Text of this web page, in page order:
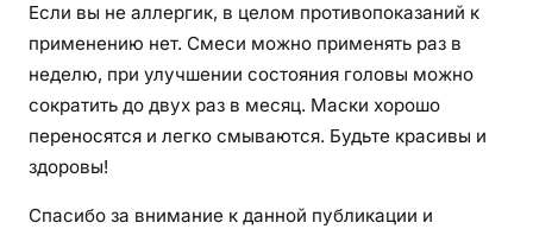
Если вы не аллергик, в целом противопоказаний к
применению нет. Смеси можно применять раз в
неделю, при улучшении состояния головы можно
сократить до двух раз в месяц. Маски хорошо
переносятся и легко смываются. Будьте красивы и
здоровы!
Спасибо за внимание к данной публикации и